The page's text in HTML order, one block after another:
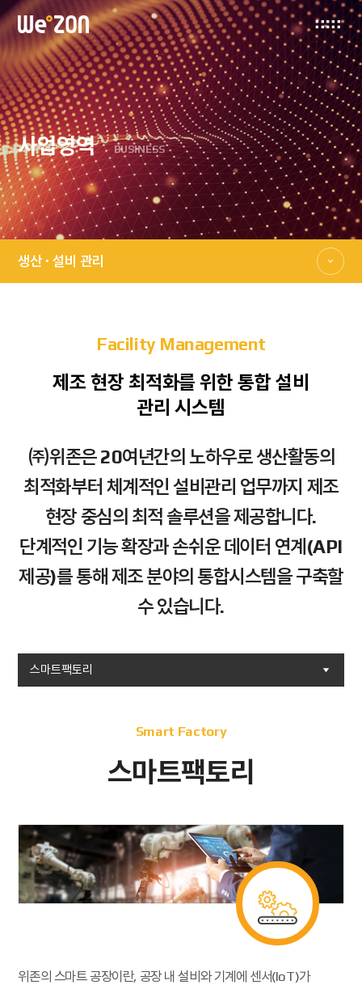
사업영역 BUSINESS
생산 · 설비 관리
Facility Management
제조 현장 최적화를 위한 통합 설비
관리 시스템
㈜위존은 20여년간의 노하우로 생산활동의
최적화부터 체계적인 설비관리 업무까지 제조
현장 중심의 최적 솔루션을 제공합니다.
단계적인 기능 확장과 손쉬운 데이터 연계(API
제공)를 통해 제조 분야의 통합시스템을 구축할
수 있습니다.
스마트팩토리
Smart Factory
스마트팩토리
위존의 스마트 공장이란, 공장 내 설비와 기계에 센서(IoT)가